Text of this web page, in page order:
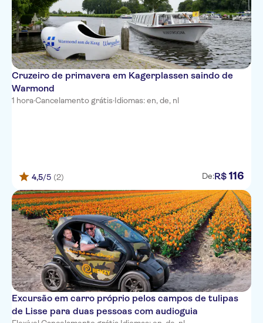
Cruzeiro de primavera em Kagerplassen saindo de
Warmond
1 hora·Cancelamento grátis·Idiomas: en, de, nl
4,5/5 (2) De:R$ 116
Excursão em carro próprio pelos campos de tulipas
de Lisse para duas pessoas com audioguia